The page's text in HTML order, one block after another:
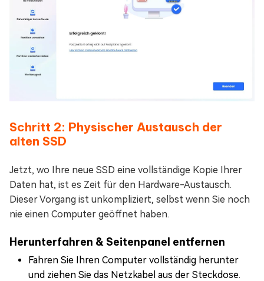
Schritt 2: Physischer Austausch der
alten SSD
Jetzt, wo Ihre neue SSD eine vollständige Kopie Ihrer
Daten hat, ist es Zeit für den Hardware-Austausch.
Dieser Vorgang ist unkompliziert, selbst wenn Sie noch
nie einen Computer geöffnet haben.
Herunterfahren & Seitenpanel entfernen
Fahren Sie Ihren Computer vollständig herunter
und ziehen Sie das Netzkabel aus der Steckdose.